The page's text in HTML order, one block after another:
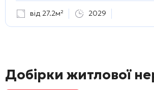
від 27.2м² 2029
Добірки житлової